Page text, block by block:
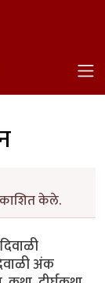
केले.
अंक